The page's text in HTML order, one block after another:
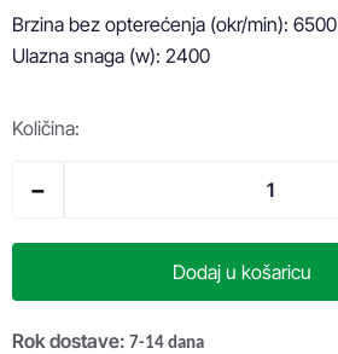
Brzina bez opterećenja (okr/min): 6500
Ulazna snaga (w): 2400
Količina:
-
Dodaj u košaricu
Rok dostave: 7-14 dana